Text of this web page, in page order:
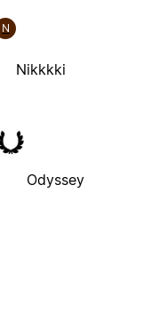
N
Nikkkki
Odyssey